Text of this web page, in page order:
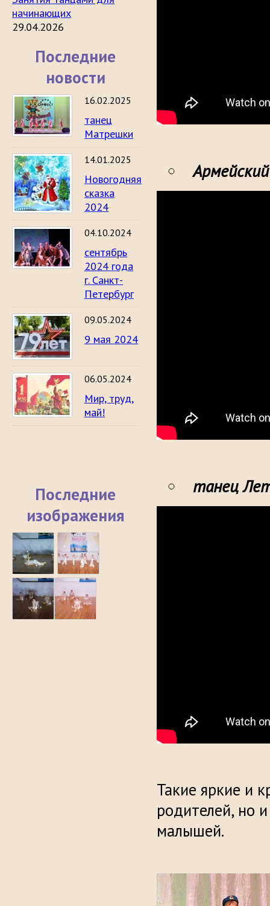
начинающих
29.04.2026
Последние
новости
16.02.2025
танец
Матрешки
14.01.2025
Новогодняя
сказка
2024
04.10.2024
сентябрь
2024 года
г. Санкт-
Петербург
09.05.2024
9 мая 2024
06.05.2024
Мир, труд,
май!
Последние
изображения
танец
Такие яркие и
родителей, но
малышей.